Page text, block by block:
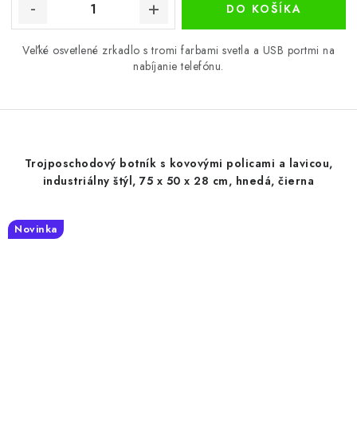
DO KOŠÍKA
Veľké osvetlené zrkadlo s tromi farbami svetla a USB portmi na
nabíjanie telefónu.
Trojposchodový botník s kovovými policami a lavicou,
industriálny štýl, 75 x 50 x 28 cm, hnedá, čierna
Novinka